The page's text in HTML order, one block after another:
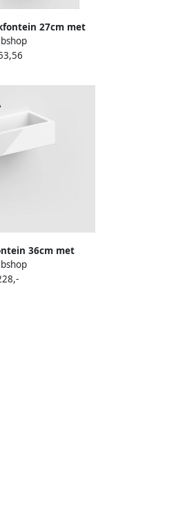
27cm met
CL 03.03050
36cm met
keramiek CL